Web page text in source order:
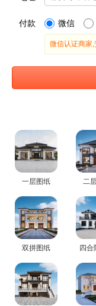
一层图纸 二
双拼图纸 四合